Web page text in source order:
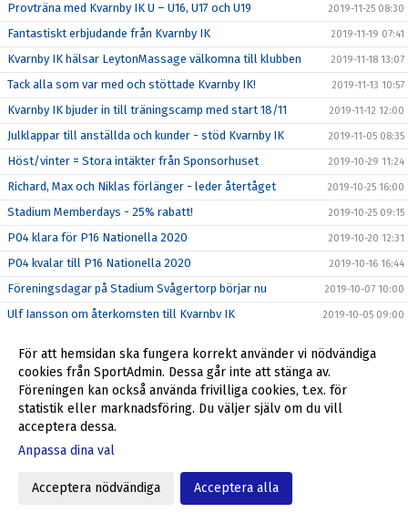
Provträna med Kvarnby IK U – U16, U17 och U19 2019-11-25 08:30
Fantastiskt erbjudande från Kvarnby IK 2019-11-19 07:41
Kvarnby IK hälsar LeytonMassage välkomna till klubben 2019-11-18 13:07
Tack alla som var med och stöttade Kvarnby IK! 2019-11-13 10:57
Kvarnby IK bjuder in till träningscamp med start 18/11 2019-11-12 12:00
Julklappar till anställda och kunder - stöd Kvarnby IK 2019-11-05 08:35
Höst/vinter = Stora intäkter från Sponsorhuset 2019-10-29 11:24
Richard, Max och Niklas förlänger - leder återtåget 2019-10-25 16:00
Stadium Memberdays - 25% rabatt! 2019-10-25 09:15
P04 klara för P16 Nationella 2020 2019-10-20 12:31
P04 kvalar till P16 Nationella 2020 2019-10-16 16:44
Föreningsdagar på Stadium Svågertorp börjar nu 2019-10-07 10:00
Ulf Jansson om återkomsten till Kvarnby IK 2019-10-05 09:00
Välkommen tillbaka till Kvarnby IK, Ulf Jansson!
Grymt helgerbjudande till alla i Kvarnby IK 2019-09-27 17:55
Fantastiskt erbjudande från Kvarnby IK 2019-09-23 10:20
Min Fotboll - den nya appen i svensk fotboll
SUPERWEEK = mer pengar till dig och Kvarnby IK
För att hemsidan ska fungera korrekt använder vi nödvändiga
cookies från SportAdmin. Dessa går inte att stänga av.
Föreningen kan också använda frivilliga cookies, t.ex. för
statistik eller marknadsföring. Du väljer själv om du vill
acceptera dessa.
Anpassa dina val
Acceptera nödvändiga Acceptera alla